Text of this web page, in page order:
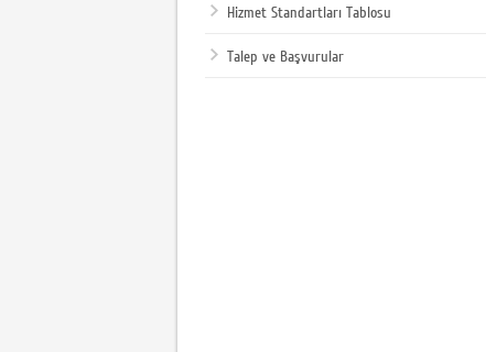
Hizmet Standartları Tablosu
Talep ve Başvurular